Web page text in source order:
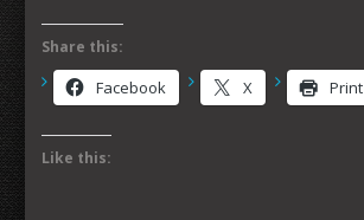
Share this:
Facebook X Print
Like this: